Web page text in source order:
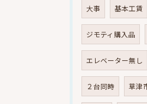
大事 基本工賃
ジモティ購入品
エレベーター無し
２台同時 草津